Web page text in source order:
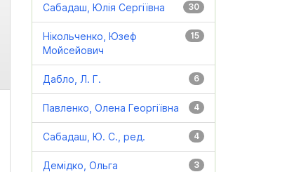
30
Сабадаш, Юлія Сергіївна
15
Нікольченко, Юзеф
Мойсейович
6
Дабло, Л. Г.
4
Павленко, Олена Георгіївна
4
Сабадаш, Ю. С., ред.
3
Демідко, Ольга